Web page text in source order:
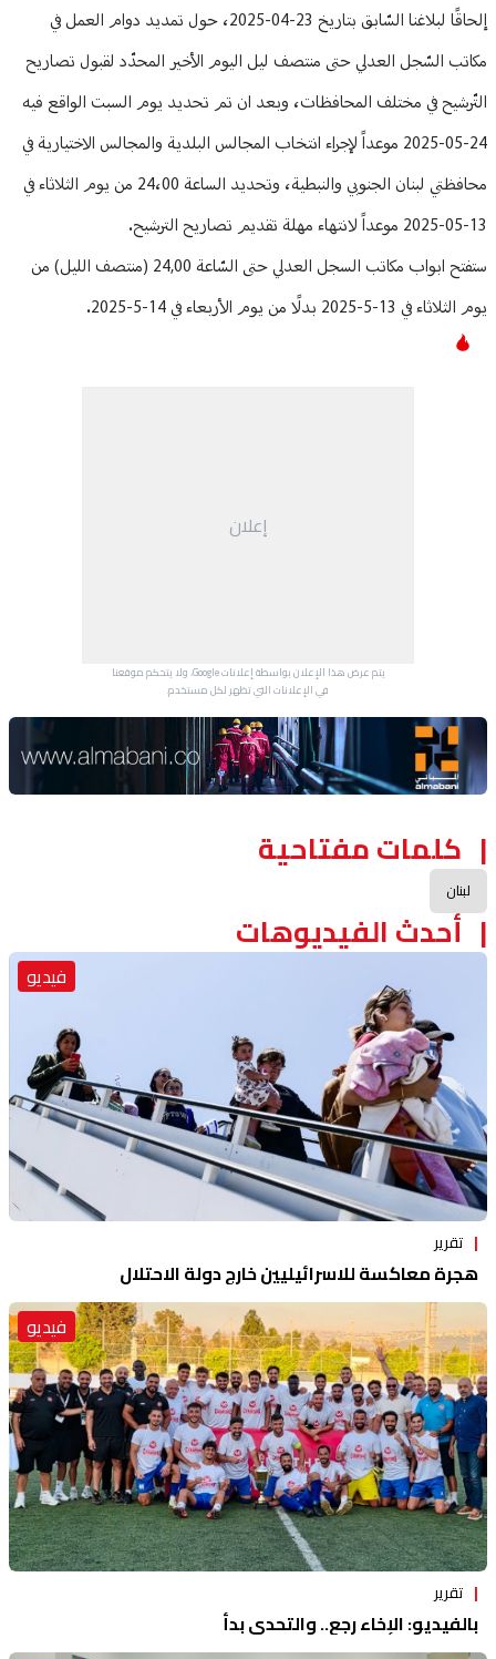
إلحاقًا لبلاغنا السّابق بتاريخ 23-04-2025، حول تمديد دوام العمل في
مكاتب السّجل العدلي حتى منتصف ليل اليوم الأخير المحدّد لقبول تصاريح
التّرشيح في مختلف المحافظات، وبعد ان تم تحديد يوم السبت الواقع فيه
24-05-2025 موعداً لإجراء انتخاب المجالس البلدية والمجالس الاختيارية في
محافظتي لبنان الجنوبي والنبطية، وتحديد الساعة 24،00 من يوم الثلاثاء في
13-05-2025 موعداً لانتهاء مهلة تقديم تصاريح الترشيح.
ستفتح ابواب مكاتب السجل العدلي حتى السّاعة 24,00 (منتصف الليل) من
يوم الثلاثاء في 13-5-2025 بدلًا من يوم الأربعاء في 14-5-2025.
إعلان
يتم عرض هذا الإعلان بواسطة إعلانات Google، ولا يتحكم موقعنا
في الإعلانات التي تظهر لكل مستخدم.
Advertisement Section
كلمات مفتاحية
لبنان
أحدث الفيديوهات
فيديو
تقرير
هجرة معاكسة للاسرائيليين خارج دولة الاحتلال
فيديو
تقرير
بالفيديو: الإخاء رجع.. والتحدي بدأ